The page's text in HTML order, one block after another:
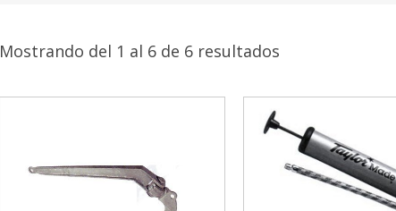
Mostrando del 1 al 6 de 6 resultados